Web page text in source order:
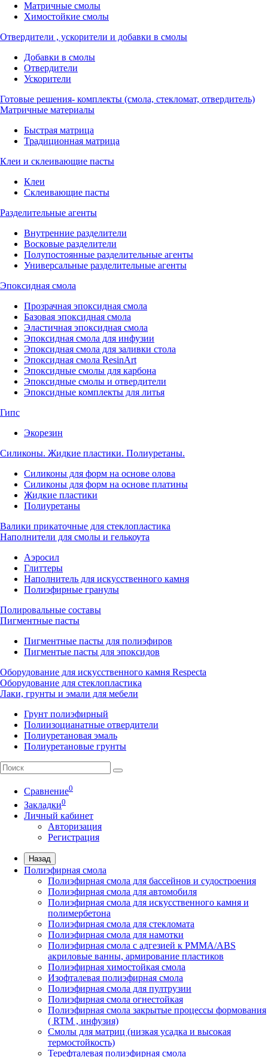
Матричные смолы
Химостойкие смолы
Отвердители , ускорители и добавки в смолы
Добавки в смолы
Отвердители
Ускорители
Готовые решения- комплекты (смола, стекломат, отвердитель)
Матричные материалы
Быстрая матрица
Традиционная матрица
Клеи и склеивающие пасты
Клеи
Склеивающие пасты
Разделительные агенты
Внутренние разделители
Восковые разделители
Полупостоянные разделительные агенты
Универсальные разделительные агенты
Эпоксидная смола
Прозрачная эпоксидная смола
Базовая эпоксидная смола
Эластичная эпоксидная смола
Эпоксидная смола для инфузии
Эпоксидная смола для заливки стола
Эпоксидная смола ResinArt
Эпоксидные смолы для карбона
Эпоксидные смолы и отвердители
Эпоксидные комплекты для литья
Гипс
Экорезин
Силиконы. Жидкие пластики. Полиуретаны.
Силиконы для форм на основе олова
Силиконы для форм на основе платины
Жидкие пластики
Полиуретаны
Валики прикаточные для стеклопластика
Наполнители для смолы и гелькоута
Аэросил
Глиттеры
Наполнитель для искусственного камня
Полиэфирные гранулы
Полировальные составы
Пигментные пасты
Пигментные пасты для полиэфиров
Пигментые пасты для эпоксидов
Оборудование для искусственного камня Respecta
Оборудование для стеклопластика
Лаки, грунты и эмали для мебели
Грунт полиэфирный
Полиизоцианатные отвердители
Полиуретановая эмаль
Полиуретановые грунты
Сравнение0
Закладки0
Личный кабинет
Авторизация
Регистрация
Назад
Полиэфирная смола
Полиэфирная смола для бассейнов и судостроения
Полиэфирная смола для автомобиля
Полиэфирная смола для искусственного камня и
полимербетона
Полиэфирная смола для стекломата
Полиэфирная смола для намотки
Полиэфирная смола с адгезией к РММА/АВS
акриловые ванны, армирование пластиков
Полиэфирная химостойкая смола
Изофталевая полиэфирная смола
Полиэфирная смола для пултрузии
Полиэфирная смола огнестойкая
Полиэфирная смола закрытые процессы формования
( RTM , инфузия)
Смолы для матриц (низкая усадка и высокая
термостойкость)
Терефталевая полиэфирная смола